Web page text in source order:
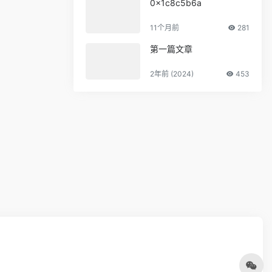
0x1c8c5b6a
11个月前 281
第一篇文章
2年前 (2024) 453